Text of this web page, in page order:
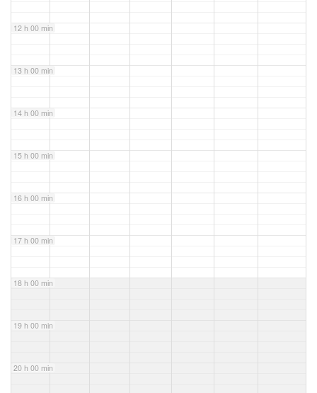
12 h 00 min
13 h 00 min
14 h 00 min
15 h 00 min
16 h 00 min
17 h 00 min
18 h 00 min
19 h 00 min
20 h 00 min